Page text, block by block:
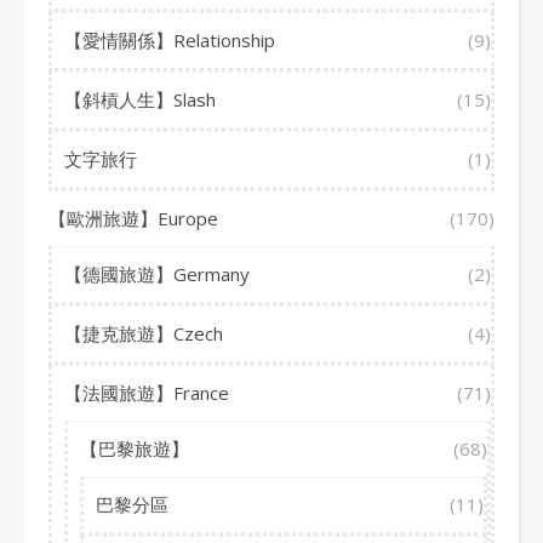
【愛情關係】Relationship (9)
【斜槓人生】Slash (15)
文字旅行 (1)
【歐洲旅遊】Europe (170)
【德國旅遊】Germany (2)
【捷克旅遊】Czech (4)
【法國旅遊】France (71)
【巴黎旅遊】 (68)
巴黎分區 (11)